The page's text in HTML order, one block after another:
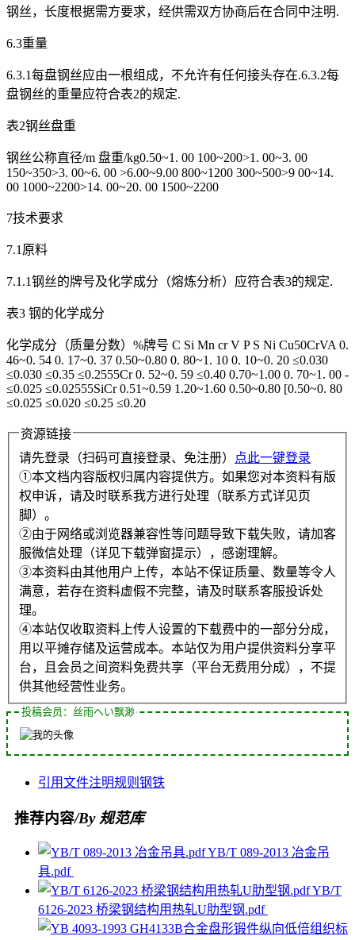
钢丝，长度根据需方要求，经供需双方协商后在合同中注明.
6.3重量
6.3.1每盘钢丝应由一根组成，不允许有任何接头存在.6.3.2每
盘钢丝的重量应符合表2的规定.
表2钢丝盘重
钢丝公称直径/m 盘重/kg0.50~1. 00 100~200>1. 00~3. 00
150~350>3. 00~6. 00 >6.00~9.00 800~1200 300~500>9 00~14.
00 1000~2200>14. 00~20. 00 1500~2200
7技术要求
7.1原料
7.1.1钢丝的牌号及化学成分（熔炼分析）应符合表3的规定.
表3 钢的化学成分
化学成分（质量分数）%牌号 C Si Mn cr V P S Ni Cu50CrVA 0.
46~0. 54 0. 17~0. 37 0.50~0.80 0. 80~1. 10 0. 10~0. 20 ≤0.030
≤0.030 ≤0.35 ≤0.2555Cr 0. 52~0. 59 ≤0.40 0.70~1.00 0. 70~1. 00 -
≤0.025 ≤0.02555SiCr 0.51~0.59 1.20~1.60 0.50~0.80 [0.50~0. 80
≤0.025 ≤0.020 ≤0.25 ≤0.20
资源链接
请先登录（扫码可直接登录、免注册）
点此一键登录
①本文档内容版权归属内容提供方。如果您对本资料有版
权申诉，请及时联系我方进行处理（联系方式详见页
脚）。
②由于网络或浏览器兼容性等问题导致下载失败，请加客
服微信处理（详见下载弹窗提示），感谢理解。
③本资料由其他用户上传，本站不保证质量、数量等令人
满意，若存在资料虚假不完整，请及时联系客服投诉处
理。
④本站仅收取资料上传人设置的下载费中的一部分分成，
用以平摊存储及运营成本。本站仅为用户提供资料分享平
台，且会员之间资料免费共享（平台无费用分成），不提
供其他经营性业务。
投稿会员：丝雨へい飘渺
引用文件注明规则 钢铁
推荐内容/By 规范库
YB/T 089-2013 冶金吊
具.pdf
YB/T
6126-2023 桥梁钢结构用热轧U肋型钢.pdf